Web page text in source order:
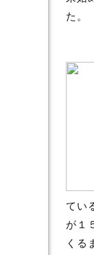
た。
てい
が１
くる